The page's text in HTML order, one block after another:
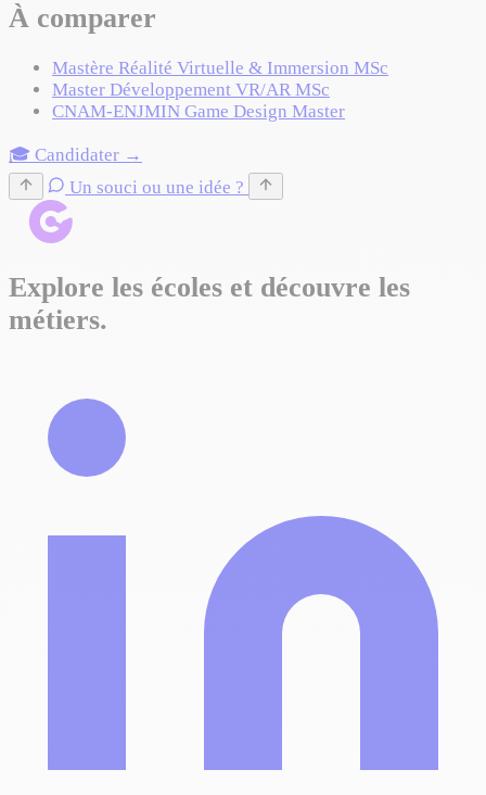
À comparer
Mastère Réalité Virtuelle & Immersion MSc
Master Développement VR/AR MSc
CNAM-ENJMIN Game Design Master
🎓 Candidater →
Un souci ou une idée ?
Explore les écoles et découvre les
métiers.